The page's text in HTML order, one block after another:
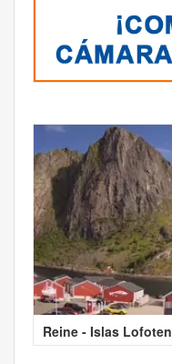
Reine - Islas Lofoten